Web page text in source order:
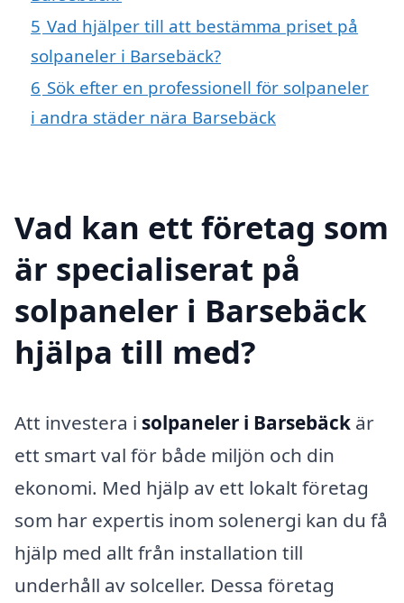
5 Vad hjälper till att bestämma priset på
solpaneler i Barsebäck?
6 Sök efter en professionell för solpaneler
i andra städer nära Barsebäck
Vad kan ett företag som
är specialiserat på
solpaneler i Barsebäck
hjälpa till med?
Att investera i solpaneler i Barsebäck är
ett smart val för både miljön och din
ekonomi. Med hjälp av ett lokalt företag
som har expertis inom solenergi kan du få
hjälp med allt från installation till
underhåll av solceller. Dessa företag